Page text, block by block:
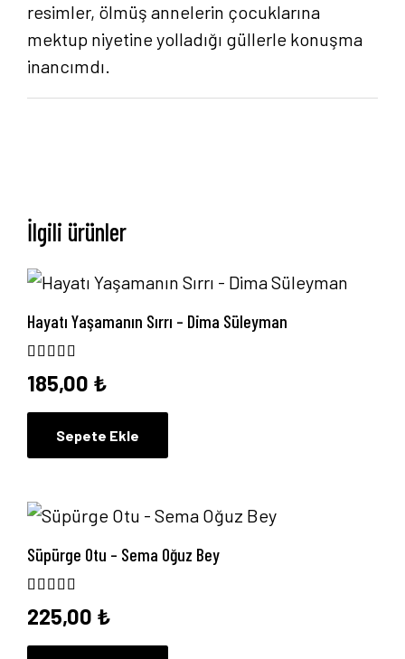
Hakkımızda
Yayın Paketlerimiz
İletişim
resimler, ölmüş annelerin çocuklarına
mektup niyetine yolladığı güllerle konuşma
inancımdı.
İlgili ürünler
Hayatı Yaşamanın Sırrı – Dima Süleyman
185,00 ₺
Sepete Ekle
Süpürge Otu – Sema Oğuz Bey
225,00 ₺